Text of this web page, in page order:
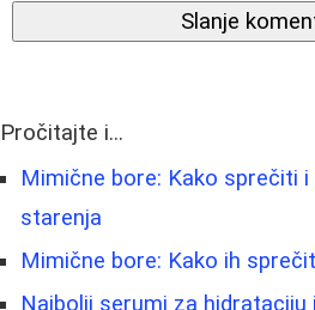
Slanje
Pročitajte i...
Mimične bore: Kako sprečiti
starenja
Mimične bore: Kako ih
Najbolji serumi za hidrataciju